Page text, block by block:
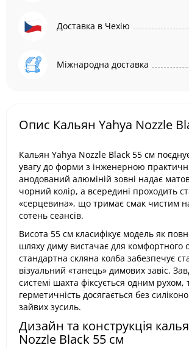
Доставка в Чехію
Міжнародна доставка
Опис Кальян Yahya Nozzle
Кальян Yahya Nozzle Black 55 см
увагу до форми з інженерною
анодований алюміній зовні надає
чорний колір, а всередині проходить
«серцевина», що тримає смак чистим
сотень сеансів.
Висота 55 см класифікує модель як
шляху диму вистачає для комфортного
стандартна скляна колба забезпечує
візуальний «танець» димових завіс.
системі шахта фіксується одним рухом,
герметичність досягається без
зайвих зусиль.
Дизайн та конструкція
Nozzle Black 55 см